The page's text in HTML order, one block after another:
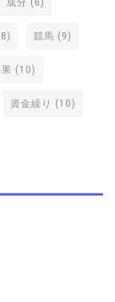
成分 (6)
競馬 (9)
(10)
資金繰り (10)